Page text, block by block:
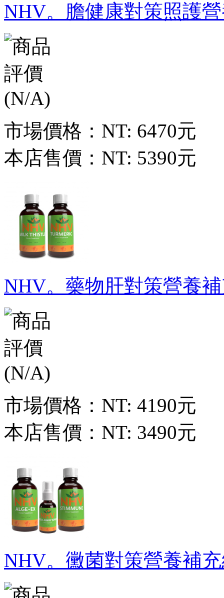
NHV。膽健康對策照護
市場價格： NT: 6470元
本店售價： NT: 5390元
NHV。藥物肝對策營養
市場價格： NT: 4190元
本店售價： NT: 3490元
NHV。黴菌對策營養補